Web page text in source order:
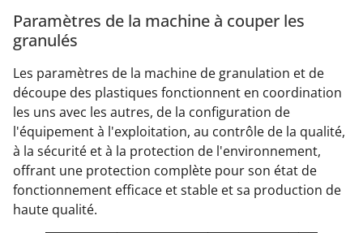
Paramètres de la machine à couper les
granulés
Les paramètres de la machine de granulation et de
découpe des plastiques fonctionnent en coordination
les uns avec les autres, de la configuration de
l'équipement à l'exploitation, au contrôle de la qualité,
à la sécurité et à la protection de l'environnement,
offrant une protection complète pour son état de
fonctionnement efficace et stable et sa production de
haute qualité.